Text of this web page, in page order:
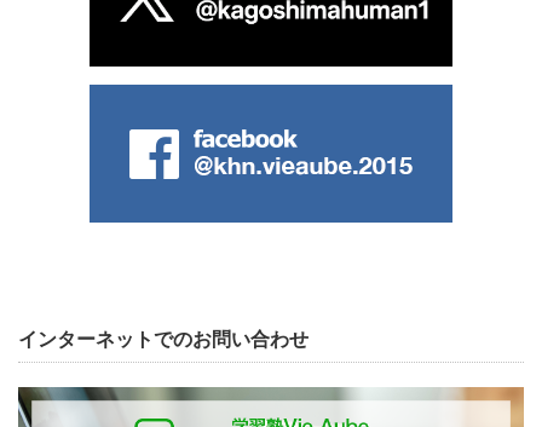
インターネットでのお問い合わせ